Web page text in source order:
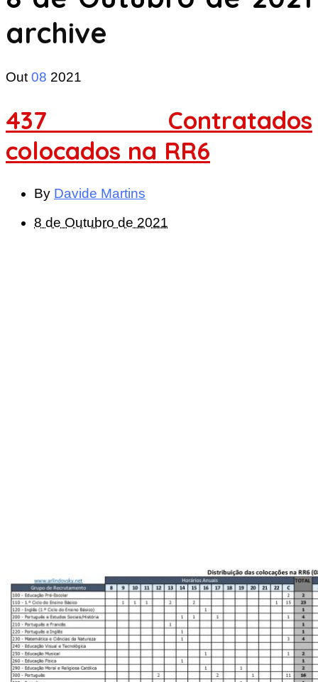
archive
Out 08 2021
437 Contratados
colocados na RR6
By Davide Martins
8 de Outubro de 2021